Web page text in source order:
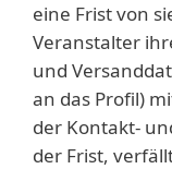
eine Frist von
Veranstalter
und
an das Profil)
der Kontakt-
der Frist,